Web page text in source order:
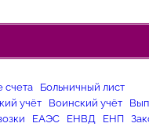
счета
Больничный лист
учёт
Воинский учёт
ЕАЭС ЕНВД ЕНП